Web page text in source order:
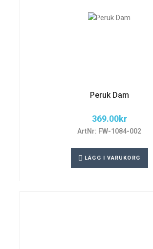
Peruk Dam
369.00kr
ArtNr: FW-1084-002
LÄGG I VARUKORG